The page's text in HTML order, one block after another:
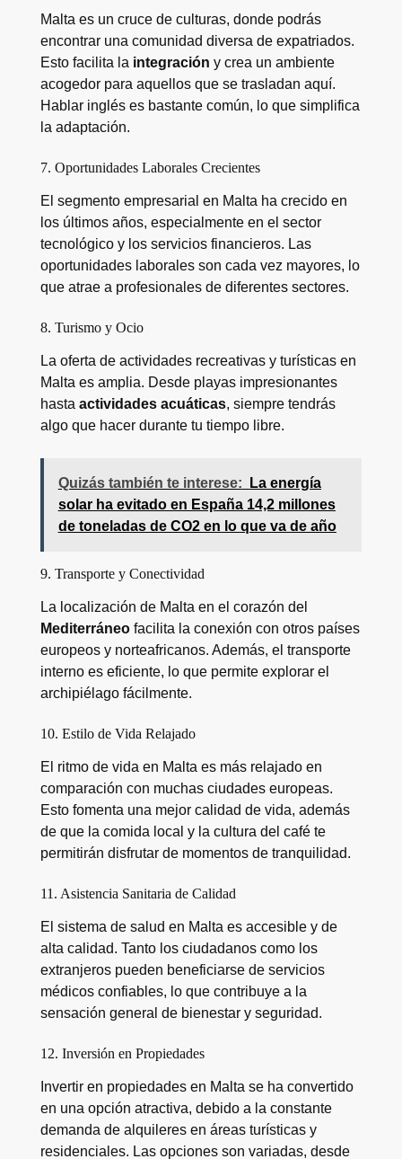
Malta es un cruce de culturas, donde podrás
encontrar una comunidad diversa de expatriados.
Esto facilita la integración y crea un ambiente
acogedor para aquellos que se trasladan aquí.
Hablar inglés es bastante común, lo que simplifica
la adaptación.
7. Oportunidades Laborales Crecientes
El segmento empresarial en Malta ha crecido en
los últimos años, especialmente en el sector
tecnológico y los servicios financieros. Las
oportunidades laborales son cada vez mayores, lo
que atrae a profesionales de diferentes sectores.
8. Turismo y Ocio
La oferta de actividades recreativas y turísticas en
Malta es amplia. Desde playas impresionantes
hasta actividades acuáticas, siempre tendrás
algo que hacer durante tu tiempo libre.
Quizás también te interese:
La energía
solar ha evitado en España 14,2 millones
de toneladas de CO2 en lo que va de año
9. Transporte y Conectividad
La localización de Malta en el corazón del
Mediterráneofacilita la conexión con otros países
europeos y norteafricanos. Además, el transporte
interno es eficiente, lo que permite explorar el
archipiélago fácilmente.
10. Estilo de Vida Relajado
El ritmo de vida en Malta es más relajado en
comparación con muchas ciudades europeas.
Esto fomenta una mejor calidad de vida, además
de que la comida local y la cultura del café te
permitirán disfrutar de momentos de tranquilidad.
11. Asistencia Sanitaria de Calidad
El sistema de salud en Malta es accesible y de
alta calidad. Tanto los ciudadanos como los
extranjeros pueden beneficiarse de servicios
médicos confiables, lo que contribuye a la
sensación general de bienestar y seguridad.
12. Inversión en Propiedades
Invertir en propiedades en Malta se ha convertido
en una opción atractiva, debido a la constante
demanda de alquileres en áreas turísticas y
residenciales. Las opciones son variadas, desde